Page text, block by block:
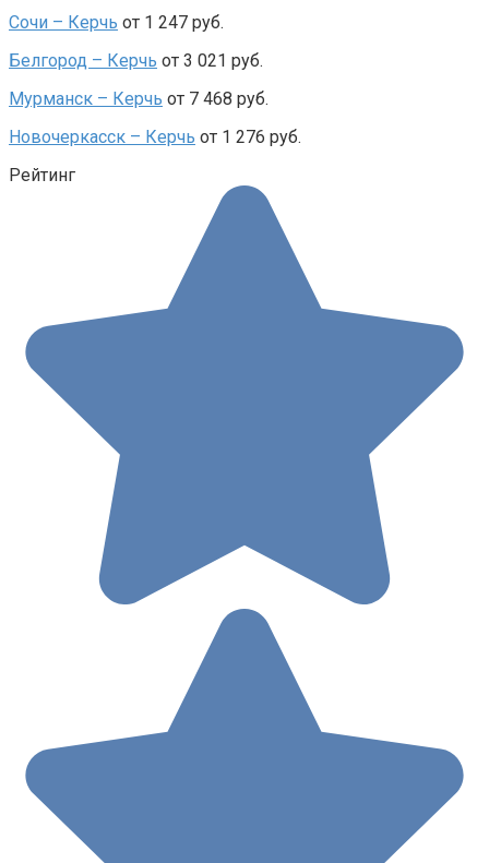
Сочи – Керчь от 1 247 руб.
Белгород – Керчь от 3 021 руб.
Мурманск – Керчь от 7 468 руб.
Новочеркасск – Керчь от 1 276 руб.
Рейтинг